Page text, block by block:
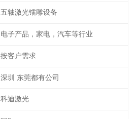
五轴激光镭雕设备
电子产品，家电，汽车等行业
按客户需求
深圳 东莞都有公司
科迪激光